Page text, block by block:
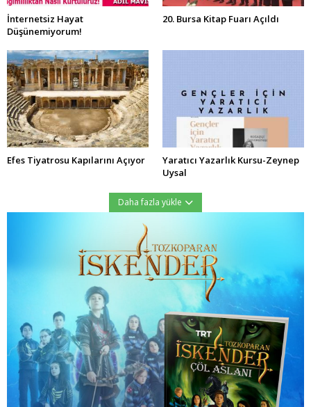
İnternetsiz Hayat
Düşünemiyorum!
20. Bursa Kitap Fuarı Açıldı
Efes Tiyatrosu Kapılarını Açıyor
Yaratıcı Yazarlık Kursu-Zeynep
Uysal
Daha fazla yükle